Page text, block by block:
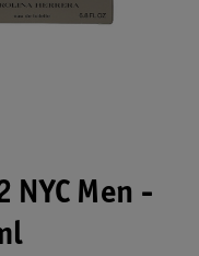
Men -